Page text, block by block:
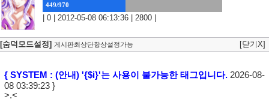
449/970
| 0 | 2012-05-08 06:13:36 | 2800 |
[숨덕모드설정] 게시판최상단항상설정가능 [닫기X]
{ SYSTEM : (안내) '{$i}'는 사용이 불가능한 태그입니다.2026-08-
08 03:39:23 }
>.<